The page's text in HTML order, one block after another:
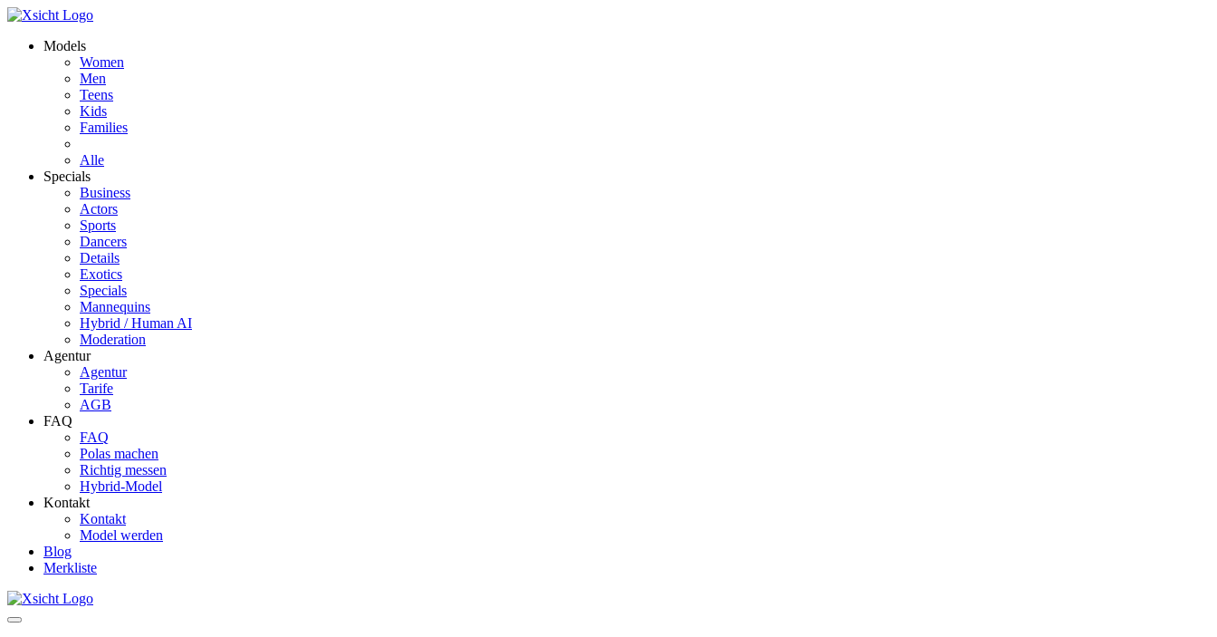
Models
Women
Men
Teens
Kids
Families
Alle
Specials
Business
Actors
Sports
Dancers
Details
Exotics
Specials
Mannequins
Hybrid / Human AI
Moderation
Agentur
Agentur
Tarife
AGB
FAQ
FAQ
Polas machen
Richtig messen
Hybrid-Model
Kontakt
Kontakt
Model werden
Blog
Merkliste